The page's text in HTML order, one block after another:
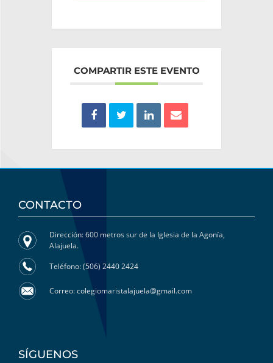
COMPARTIR ESTE EVENTO
CONTACTO
Dirección: 600 metros sur de la Iglesia de la Agonía,
Alajuela.
Teléfono: (506) 2440 2424
Correo: colegiomaristalajuela@gmail.com
SÍGUENOS